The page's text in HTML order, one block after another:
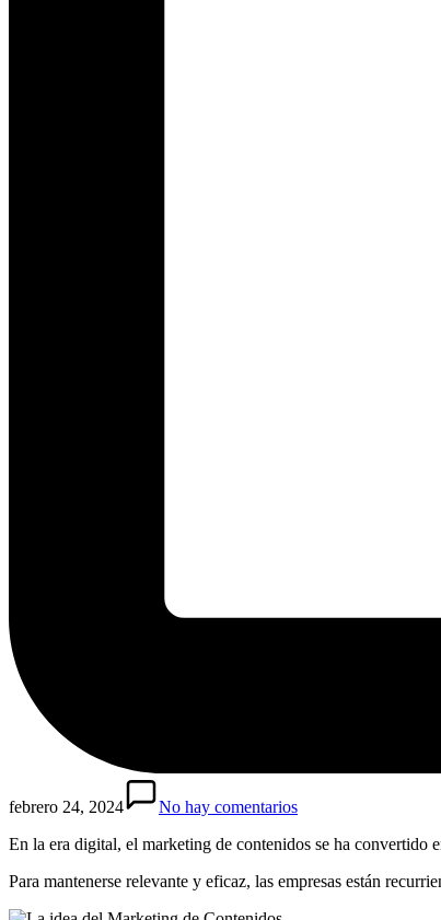
febrero 24, 2024
No hay comentarios
En la era digital, el marketing de contenidos se ha convertido
Para mantenerse relevante y eficaz, las empresas están